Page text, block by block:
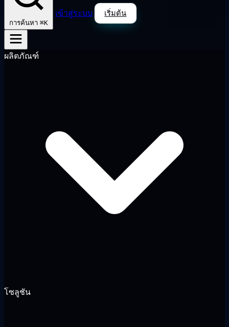
การค้นหา ⌘K
เข้าสู่ระบบ เริ่มต้น
ผลิตภัณฑ์
โซลูชัน